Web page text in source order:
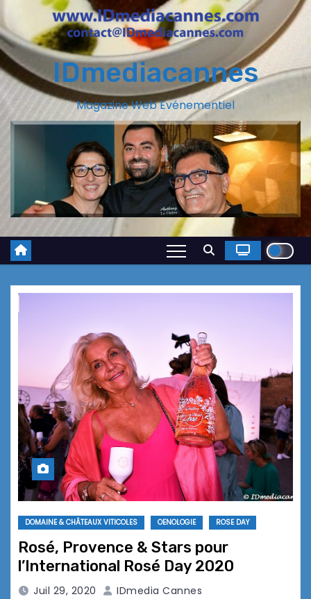
IDmediacannes
Magazine Web Evénementiel
DOMAINE & CHÂTEAUX VITICOLES OENOLOGIE ROSE DAY
Rosé, Provence & Stars pour
l’International Rosé Day 2020
Juil 29, 2020 IDmedia Cannes